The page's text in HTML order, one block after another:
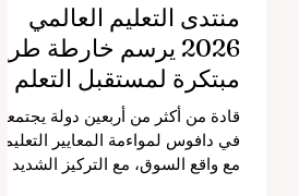
منتدى التعليم العالمي
2026 يرسم خارطة
مبتكرة لمستقبل التعلم
قادة من أكثر من أربعين دولة
في دافوس لمواءمة المعايير التعليمية
مع واقع السوق، مع التركيز الشديد